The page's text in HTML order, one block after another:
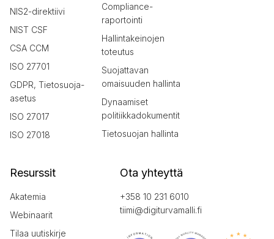
NIS2-direktiivi
NIST CSF
CSA CCM
ISO 27701
GDPR, Tietosuoja-
asetus
ISO 27017
ISO 27018
Compliance-
raportointi
Hallintakeinojen
toteutus
Suojattavan
omaisuuden hallinta
Dynaamiset
politiikkadokumentit
Tietosuojan hallinta
Resurssit
Akatemia
Webinaarit
Tilaa uutiskirje
Ota yhteyttä
+358 10 231 6010
tiimi@digiturvamalli.fi